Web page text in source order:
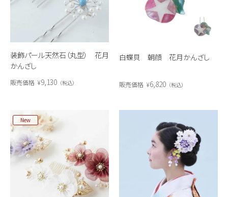
装飾パール天然石（丸型） 花月
かんざし
販売価格 ¥9,130 税込
白蝶貝 朝顔 花月かんざし
販売価格 ¥6,820 税込
New